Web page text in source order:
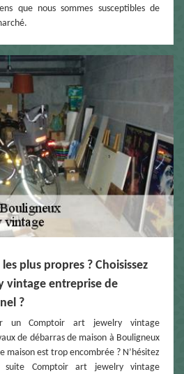
que nous sommes susceptibles de
plus propres ? Choisissez
vintage entreprise de
?
un Comptoir art jewelry vintage
de débarras de maison à Bouligneux
maison est trop encombrée ? N’hésitez
suite Comptoir art jewelry vintage